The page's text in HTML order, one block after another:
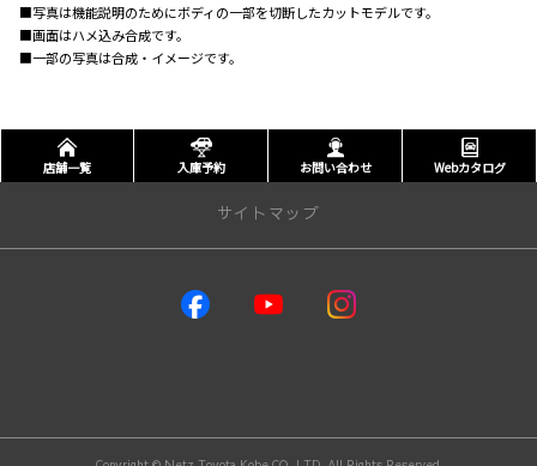
■写真は機能説明のためにボディの一部を切断したカットモデルです。
■画面はハメ込み合成です。
■一部の写真は合成・イメージです。
店舗一覧 入庫予約 お問い合わせ Webカタログ
サイトマップ
RAV4